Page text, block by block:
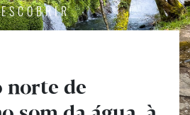
norte de